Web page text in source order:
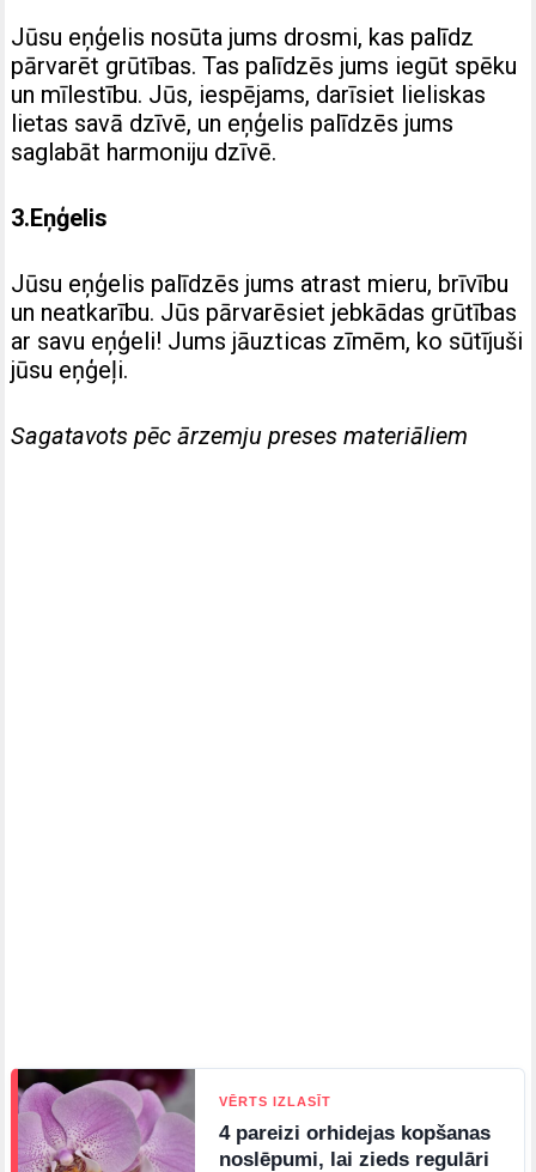
Jūsu eņģelis nosūta jums drosmi, kas palīdz
pārvarēt grūtības. Tas palīdzēs jums iegūt spēku
un mīlestību. Jūs, iespējams, darīsiet lieliskas
lietas savā dzīvē, un eņģelis palīdzēs jums
saglabāt harmoniju dzīvē.
3.Eņģelis
Jūsu eņģelis palīdzēs jums atrast mieru, brīvību
un neatkarību. Jūs pārvarēsiet jebkādas grūtības
ar savu eņģeli! Jums jāuzticas zīmēm, ko sūtījuši
jūsu eņģeļi.
Sagatavots pēc ārzemju preses materiāliem
VĒRTS IZLASĪT
4 pareizi orhidejas kopšanas
noslēpumi, lai zieds regulāri